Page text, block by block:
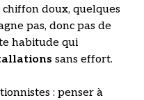
chiffon doux, quelques
pas, donc pas de
habitude qui
sans effort.
: penser à